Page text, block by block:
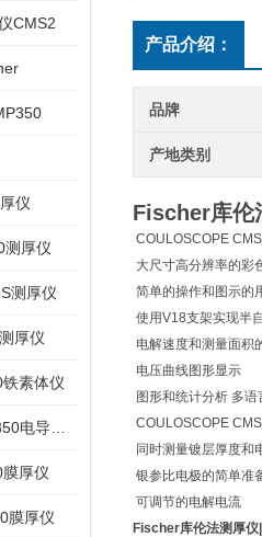
CMS2
仪
测厚仪
测厚仪
厚仪
素体仪
厚仪
膜厚仪
产品介绍：
品牌
产地类别
Fischer库伦
COULOSCOPE
大尺寸高分辨率的彩
简单的操作和图示的
使用V18支架实现半
电解速度和测量面积
电压曲线图形显示
图形和统计分析 多
COULOSCOPE
同时测量镀层厚度和
银参比电极的简单准
可调节的电解电流
Fischer库伦法测厚仪